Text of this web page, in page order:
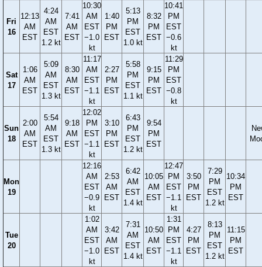
Fri
16
12:13
AM
EST
4:24
AM
EST
1.2 kt
7:41
AM
EST
10:30
AM
EST
−1.0
kt
1:40
PM
EST
5:13
PM
EST
1.0 kt
8:32
PM
EST
10:41
PM
EST
−0.6
kt
Sat
17
1:06
AM
EST
5:09
AM
EST
1.3 kt
8:30
AM
EST
11:17
AM
EST
−1.1
kt
2:27
PM
EST
5:58
PM
EST
1.1 kt
9:15
PM
EST
11:29
PM
EST
−0.8
kt
Sun
18
2:00
AM
EST
5:54
AM
EST
1.3 kt
9:18
AM
EST
12:02
PM
EST
−1.1
kt
3:10
PM
EST
6:43
PM
EST
1.2 kt
9:54
PM
EST
Mon
19
12:16
AM
EST
−0.9
kt
2:53
AM
EST
6:42
AM
EST
1.4 kt
10:05
AM
EST
12:47
PM
EST
−1.1
kt
3:50
PM
EST
7:29
PM
EST
1.2 kt
10:34
PM
EST
Tue
20
1:02
AM
EST
−1.0
kt
3:42
AM
EST
7:31
AM
EST
1.4 kt
10:50
AM
EST
1:31
PM
EST
−1.1
kt
4:27
PM
EST
8:13
PM
EST
1.2 kt
11:15
PM
EST